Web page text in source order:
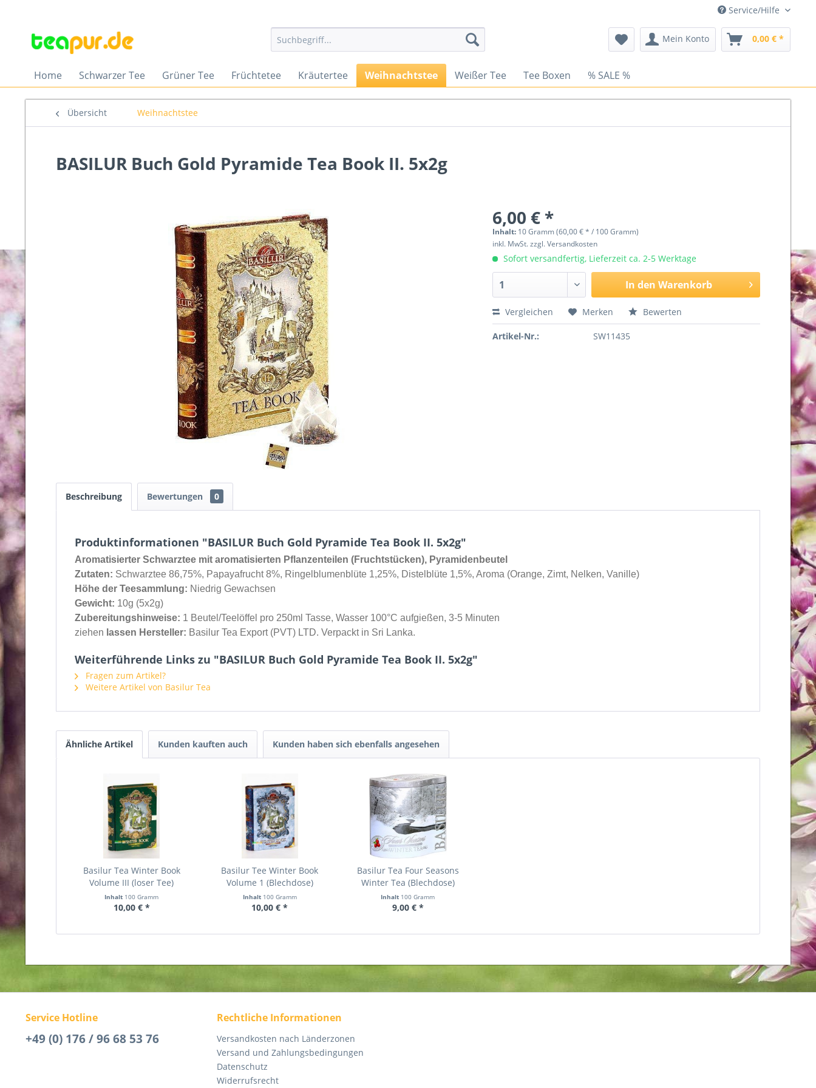
Service/Hilfe
Mein Konto 0,00 € *
Home Schwarzer Tee Grüner Tee Früchtetee Kräutertee Weihnachtstee Weißer Tee Tee Boxen % SALE %
Übersicht Weihnachtstee
BASILUR Buch Gold Pyramide Tea Book II. 5x2g
6,00 € *
Inhalt: 10 Gramm (60,00 € * / 100 Gramm)
inkl. MwSt.zzgl. Versandkosten
Sofort versandfertig, Lieferzeit ca. 2-5 Werktage
In den Warenkorb
Vergleichen Merken Bewerten
Artikel-Nr.: SW11435
Beschreibung Bewertungen 0
Produktinformationen "BASILUR Buch Gold Pyramide Tea Book II. 5x2g"
Aromatisierter Schwarztee mit aromatisierten Pflanzenteilen (Fruchtstücken), Pyramidenbeutel
Zutaten: Schwarztee 86,75%, Papayafrucht 8%, Ringelblumenblüte 1,25%, Distelblüte 1,5%, Aroma (Orange, Zimt, Nelken, Vanille)
Höhe der Teesammlung: Niedrig Gewachsen
Gewicht: 10g (5x2g)
Zubereitungshinweise: 1 Beutel/Teelöffel pro 250ml Tasse, Wasser 100°C aufgießen, 3-5 Minuten
ziehen lassen Hersteller: Basilur Tea Export (PVT) LTD. Verpackt in Sri Lanka.
Weiterführende Links zu "BASILUR Buch Gold Pyramide Tea Book II. 5x2g"
Fragen zum Artikel?
Weitere Artikel von Basilur Tea
Ähnliche Artikel Kunden kauften auch Kunden haben sich ebenfalls angesehen
Basilur Tea Winter Book
Volume III (loser Tee)
Inhalt 100 Gramm
10,00 € *
Basilur Tee Winter Book
Volume 1 (Blechdose)
Inhalt 100 Gramm
10,00 € *
Basilur Tea Four Seasons
Winter Tea (Blechdose)
Inhalt 100 Gramm
9,00 € *
Service Hotline
+49 (0) 176 / 96 68 53 76
Rechtliche Informationen
Versandkosten nach Länderzonen
Versand und Zahlungsbedingungen
Datenschutz
Widerrufsrecht